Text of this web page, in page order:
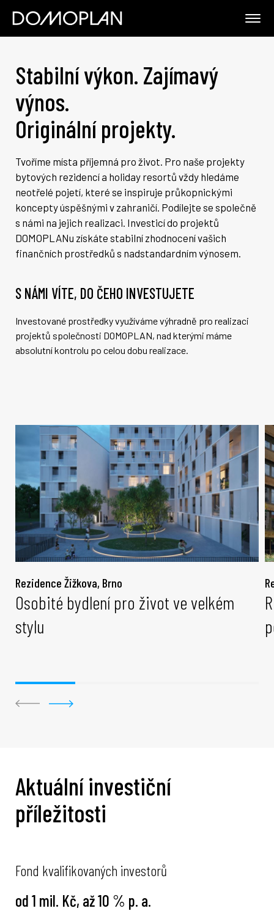
Stabilní výkon. Zajímavý
výnos.
Originální projekty.
Tvoříme místa příjemná pro život. Pro naše projekty
bytových rezidencí a holiday resortů vždy hledáme
neotřelé pojetí, které se inspiruje průkopnickými
koncepty úspěšnými v zahraničí. Podílejte se společně
s námi na jejich realizaci. Investicí do projektů
DOMOPLANu získáte stabilní zhodnocení vašich
finančních prostředků s nadstandardním výnosem.
S NÁMI VÍTE, DO ČEHO INVESTUJETE
Investované prostředky využíváme výhradně pro realizaci
projektů společnosti DOMOPLAN, nad kterými máme
absolutní kontrolu po celou dobu realizace.
Rezidence Žižkova, Brno
Osobité bydlení pro život ve velkém
stylu
Aktuální investiční
příležitosti
Fond kvalifikovaných investorů
od 1 mil. Kč, až 10 % p. a.